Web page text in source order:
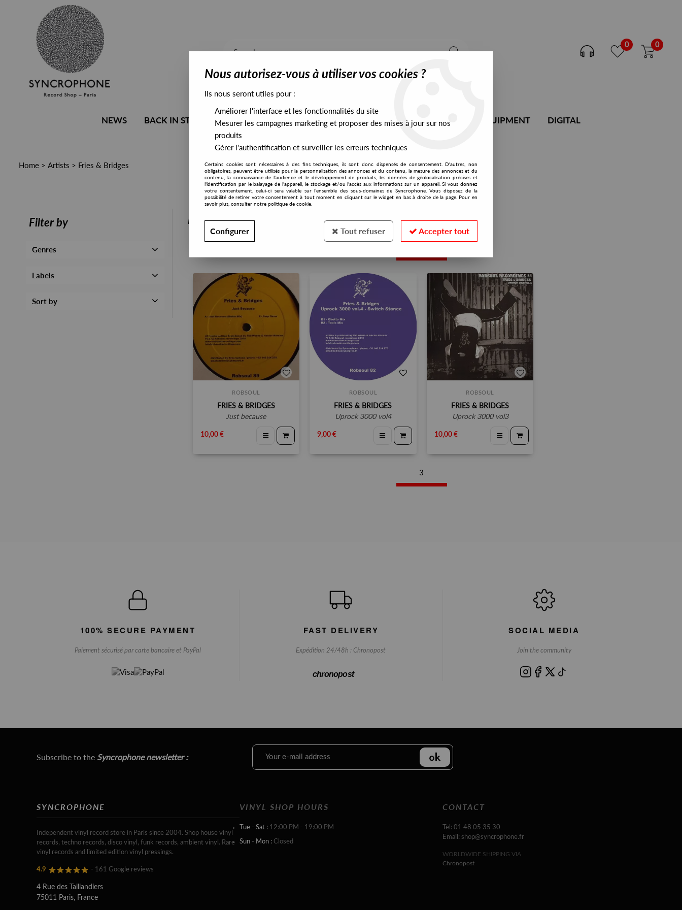
0 0
NEWS BACK IN STOCK ALL STOCK EXCLUSIVES PRESALES EXCLUSIVES DJ EQUIPMENT DIGITAL
Home > Artists > Fries & Bridges
Filter by
Genres
Labels
Sort by
PRESALES EXCLUSIVES
ROBSOUL
FRIES & BRIDGES
just because
10,00 €
ROBSOUL
FRIES & BRIDGES
uprock 3000 vol4
9,00 €
ROBSOUL
FRIES & BRIDGES
uprock 3000 vol3
10,00 €
3
100% SECURE PAYMENT
Paiement sécurisé par carte bancaire et PayPal
FAST DELIVERY
Expédition 24/48h : Chronopost
chronopost
SOCIAL MEDIA
Join the community
Subscribe to the Syncrophone newsletter :
SYNCROPHONE
Independent vinyl record store in Paris since 2004. Shop house vinyl
records, techno records, disco vinyl, funk records, ambient vinyl. Rare
vinyl records and limited edition vinyl pressings.
4.9 - 161 Google reviews
4 Rue des Taillandiers
75011 Paris, France
VINYL SHOP HOURS
Tue - Sat : 12:00 PM - 19:00 PM
Sun - Mon : Closed
CONTACT
Tel: 01 48 05 35 30
Email: shop@syncrophone.fr
WORLDWIDE SHIPPING VIA
Chronopost
Nous autorisez-vous à utiliser vos cookies ?
Ils nous seront utiles pour :
Améliorer l'interface et les fonctionnalités du site
Mesurer les campagnes marketing et proposer des mises à jour sur nos
produits
Gérer l'authentification et surveiller les erreurs techniques
Certains cookies sont nécessaires à des fins techniques, ils sont donc dispensés de consentement. D'autres, non
obligatoires, peuvent être utilisés pour la personnalisation des annonces et du contenu, la mesure des annonces et du
contenu, la connaissance de l'audience et le développement de produits, les données de géolocalisation précises et
l'identification par le balayage de l'appareil, le stockage et/ou l'accès aux informations sur un appareil. Si vous donnez
votre consentement, celui-ci sera valable sur l’ensemble des sous-domaines de Syncrophone. Vous disposez de la
possibilité de retirer votre consentement à tout moment en cliquant sur le widget en bas à droite de la page. Pour en
savoir plus, consulter notre politique de cookie.
Configurer Tout refuser Accepter tout